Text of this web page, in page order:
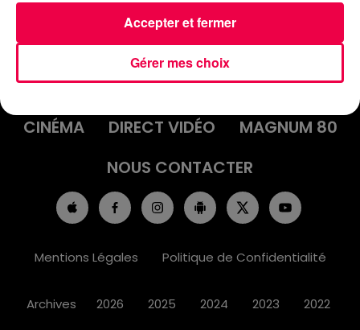
ACCUEIL INFOS
EMISSIONS
AGENDA
JEUX
PODCASTS
CINÉMA
DIRECT VIDÉO
MAGNUM 80
NOUS CONTACTER
Mentions Légales Politique de Confidentialité
Archives 2026 2025 2024 2023 2022
Gérer mes choix
Accepter et fermer